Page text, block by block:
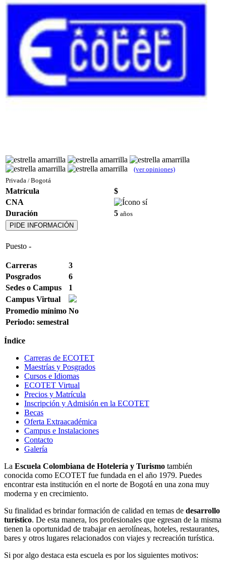
(ver opiniones)
Privada / Bogotá
Matrícula
$
CNA
Duración
5 años
PIDE INFORMACIÓN
Puesto -
Carreras
3
Posgrados
6
Sedes o Campus
1
Campus Virtual
Promedio mínimo No
Periodo: semestral
Índice
Carreras de ECOTET
Maestrías y Posgrados
Cursos e Idiomas
ECOTET Virtual
Precios y Matrícula
Inscripción y Admisión en la ECOTET
Becas
Oferta Extraacadémica
Campus e Instalaciones
Contacto
Galería
La Escuela Colombiana de Hotelería y Turismo también
conocida como ECOTET fue fundada en el año 1979. Puedes
encontrar esta institución en el norte de Bogotá en una zona muy
moderna y en crecimiento.
Su finalidad es brindar formación de calidad en temas de desarrollo
turístico. De esta manera, los profesionales que egresan de la misma
tienen la oportunidad de trabajar en aerolíneas, hoteles, restaurantes,
bares y otros lugares relacionados con viajes y recreación turística.
Si por algo destaca esta escuela es por los siguientes motivos: